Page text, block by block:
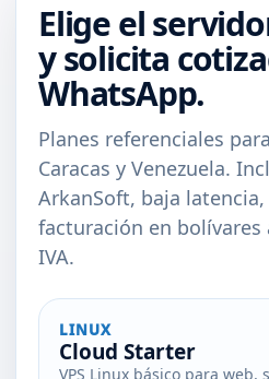
Elige el
y solicita
WhatsApp.
Planes referenciales
Caracas y Venezuela.
ArkanSoft, baja
facturación en bolívares
IVA.
LINUX
Cloud Starter
VPS Linux básico para web,